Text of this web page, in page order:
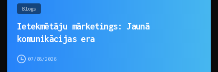
Blogs
Ietekmētāju mārketings: Jaunā
komunikācijas era
07/08/2026